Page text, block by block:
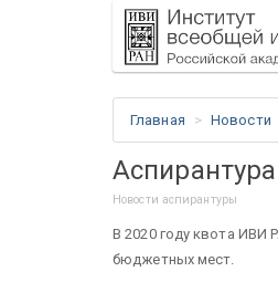
Главная Новости
Новости аспирантуры
В 2020 году квота ИВИ
бюджетных мест.